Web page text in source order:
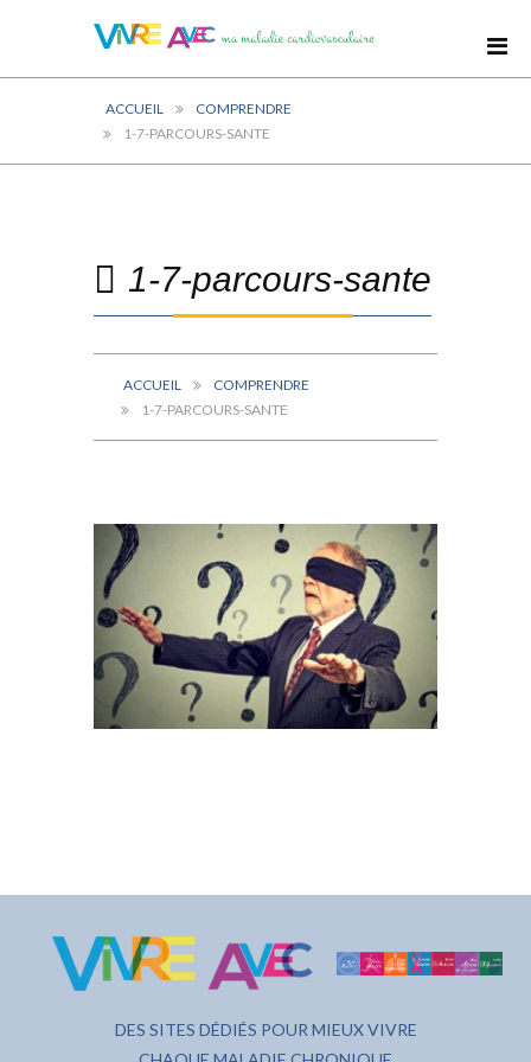
ACCUEIL
COMPRENDRE
1-7-PARCOURS-SANTE
1-7-parcours-sante
ACCUEIL
COMPRENDRE
1-7-PARCOURS-SANTE
DES SITES DÉDIÉS POUR MIEUX VIVRE